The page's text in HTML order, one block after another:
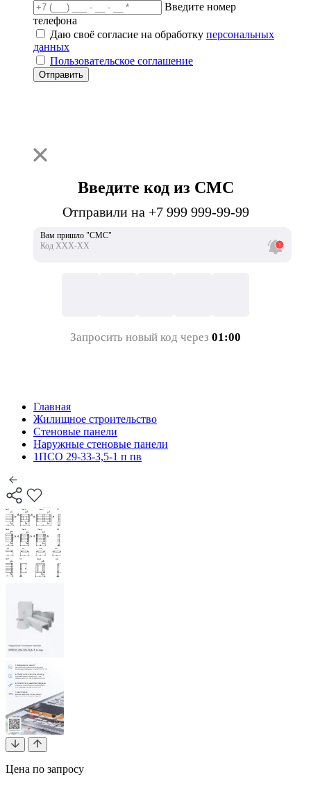
Введите номер
телефона
Даю своё согласие на обработку персональных
данных
Пользовательское соглашение
Отправить
Введите код из СМС
Отправили на +7 999 999-99-99
Вам пришло "СМС"
Код ХХХ-ХХ
Запросить новый код через 01:00
Главная
Жилищное строительство
Стеновые панели
Наружные стеновые панели
1ПСО 29-33-3,5-1 п пв
Цена по запросу